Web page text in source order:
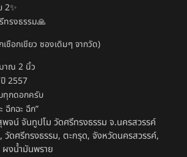
2✨
รงธรรม🙏
ชือกเขียว ซองเดิมๆ จากวัด)​
าณ 2 นิ้ว
2557
ทุกดอกครับ
ฉึกฉะ ฉึก”
จน์ จันทูปโม วัดศรีทรงธรรม จ.นครสวรรค์
, วัดศรีทรงธรรม, ตะกรุด, จังหวัดนครสวรรค์,
ผงน้ำมันพราย